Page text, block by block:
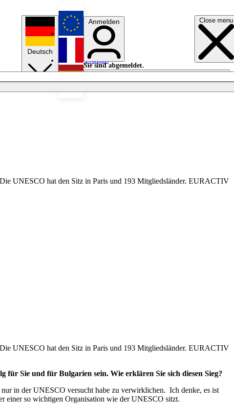
Close menu
Deutsch
English
Français
Anmelden
Sie sind abgemeldet.
Anmelden
Licht aus
UNESCO hat den Sitz in Paris und 193 Mitgliedsländer. EURACTIV
UNESCO hat den Sitz in Paris und 193 Mitgliedsländer. EURACTIV
Sie und für Bulgarien sein. Wie erklären Sie sich diesen Sieg?
in der UNESCO versucht habe zu verwirklichen. Ich denke, es ist
einer so wichtigen Organisation wie der UNESCO sitzt.